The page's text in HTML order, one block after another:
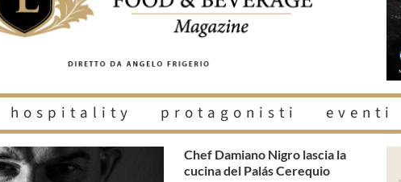
hospitality protagonisti eventi
Chef Damiano Nigro lascia la
cucina del Palás Cerequio